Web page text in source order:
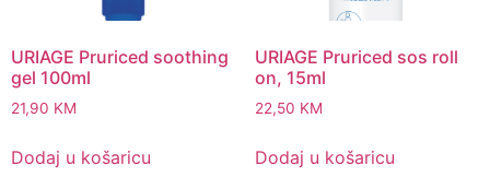
URIAGE Pruriced soothing
gel 100ml
21,90 KM
Dodaj u košaricu
URIAGE Pruriced sos roll
on, 15ml
22,50 KM
Dodaj u košaricu